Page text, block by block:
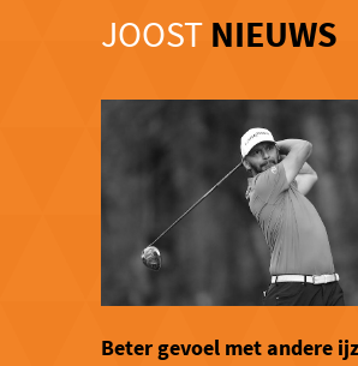
JOOST NIEUWS
Beter gevoel met andere